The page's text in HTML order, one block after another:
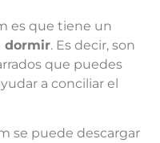
es que tiene un
dormir. Es decir, son
que puedes
a conciliar el
se puede descargar